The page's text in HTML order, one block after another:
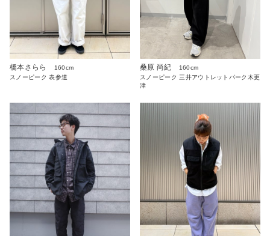
橋本さらら
160cm
スノーピーク 表参道
桑原 尚紀
160cm
スノーピーク 三井アウトレットパーク木更
津